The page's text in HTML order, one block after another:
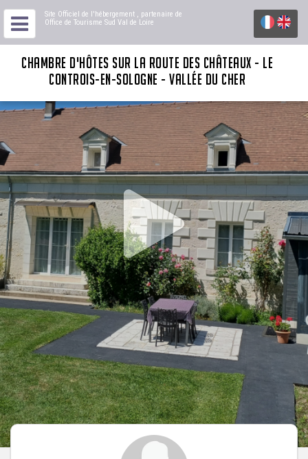
Site Officiel de l'hébergement , partenaire de
Office de Tourisme Sud Val de Loire
CHAMBRE D'HÔTES SUR LA ROUTE DES CHÂTEAUX - LE
CONTROIS-EN-SOLOGNE - VALLÉE DU CHER